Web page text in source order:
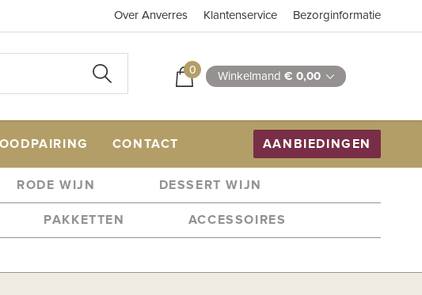
Over Anverres Klantenservice Bezorginformatie
0 Winkelmand € 0,00
CONTACT AANBIEDINGEN
RODE WIJN DESSERT WIJN
PAKKETTEN ACCESSOIRES